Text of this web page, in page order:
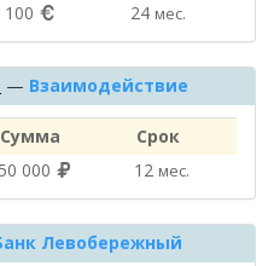
100 24 мес.
— Взаимодействие
Сумма
Срок
50 000 12 мес.
Левобережный